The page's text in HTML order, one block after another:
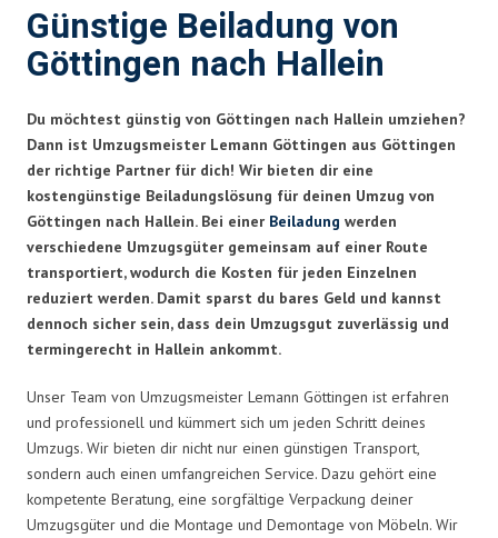
Günstige Beiladung von
Göttingen nach Hallein
Du möchtest günstig von Göttingen nach Hallein umziehen?
Dann ist Umzugsmeister Lemann Göttingen aus Göttingen
der richtige Partner für dich! Wir bieten dir eine
kostengünstige Beiladungslösung für deinen Umzug von
Göttingen nach Hallein. Bei einer Beiladung werden
verschiedene Umzugsgüter gemeinsam auf einer Route
transportiert, wodurch die Kosten für jeden Einzelnen
reduziert werden. Damit sparst du bares Geld und kannst
dennoch sicher sein, dass dein Umzugsgut zuverlässig und
termingerecht in Hallein ankommt.
Unser Team von Umzugsmeister Lemann Göttingen ist erfahren
und professionell und kümmert sich um jeden Schritt deines
Umzugs. Wir bieten dir nicht nur einen günstigen Transport,
sondern auch einen umfangreichen Service. Dazu gehört eine
kompetente Beratung, eine sorgfältige Verpackung deiner
Umzugsgüter und die Montage und Demontage von Möbeln. Wir